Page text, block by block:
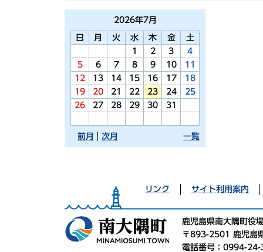
2026年7月
日 月 火 水 木 金
土
1
2 3
4
5
6 7 8 9 10
11
12
13 14 15 16 17
18
19
20 21 22 23 24
25
26
27 28 29 30 31
前月 一覧
次月
リンク サイト利用案内
鹿児島県南大隅町役
〒893-2501 鹿児島
電話番号：0994-